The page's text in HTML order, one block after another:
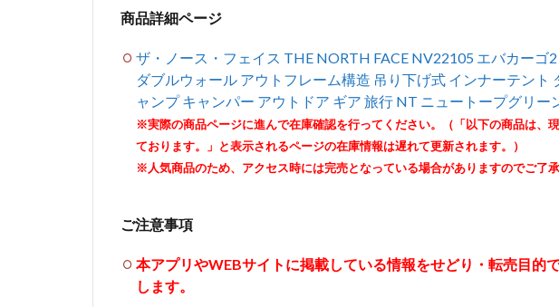
商品詳細ページ
ザ・ノース・フェイス THE NORTH FACE NV22105 エバカーゴ
ダブルウォール アウトフレーム構造 吊り下げ式 インナーテント
ャンプ キャンパー アウトドア ギア 旅行 NT ニュートープグリー
※実際の商品ページに進んで在庫確認を行ってください。（「以下の商品は、
ております。」と表示されるページの在庫情報は遅れて更新されます。）
※人気商品のため、アクセス時には完売となっている場合がありますのでご了承
ご注意事項
本アプリやWEBサイトに掲載している情報をせどり・転売目的
します。